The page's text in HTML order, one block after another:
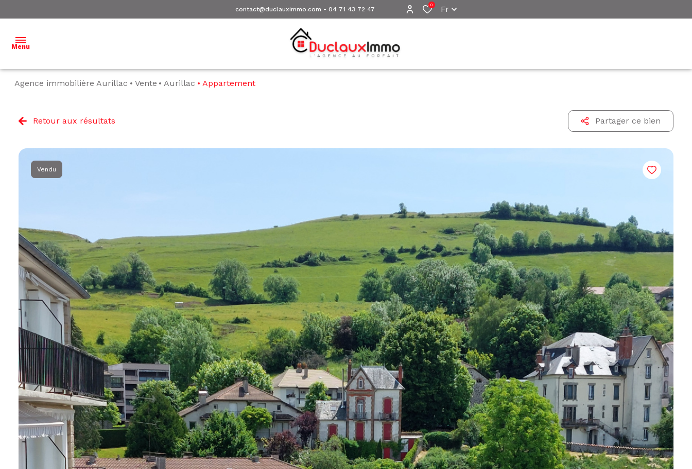
contact@duclauximmo.com -04 71 43 72 47
0 Fr
Menu
BIENS À
NOS
BIENS
L'ÉQUIPE
ALERTE
E-MAIL
Agence immobilière Aurillac Vente Aurillac Appartement
Retour aux résultats Partager ce bien
Vendu